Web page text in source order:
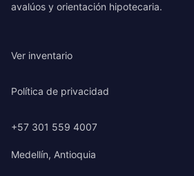
avalúos y orientación hipotecaria.
Ver inventario
Política de privacidad
+57 301 559 4007
Medellín, Antioquia